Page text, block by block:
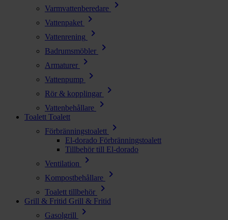
Varmvattenberedare chevron_right
Vattenpaket chevron_right
Vattenrening chevron_right
Badrumsmöbler chevron_right
Armaturer chevron_right
Vattenpump chevron_right
Rör & kopplingar chevron_right
Vattenbehållare chevron_right
Toalett Toalett
Förbränningstoalett
chevron_right
El-dorado Förbränningstoalett
Tillbehör till El-dorado
Ventilation
chevron_right
Kompostbehållare chevron_right
Toalett tillbehör chevron_right
Grill & Fritid Grill & Fritid
Gasolgrill
chevron_right